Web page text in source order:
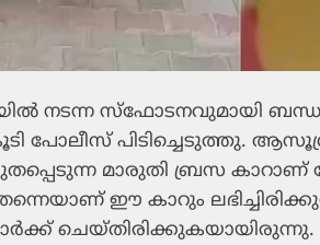
നടന്ന സ്‌ഫോടനവുമായി
പോലീസ് പിടിച്ചെടുത്തു.
മാരുതി ബ്രസ കാറാണ്
ഈ കാറും